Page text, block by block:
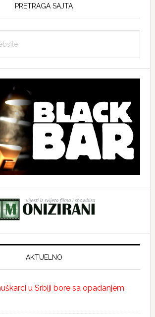
PRETRAGA SAJTA
AKTUELNO
u Srbiji bore sa opadanjem